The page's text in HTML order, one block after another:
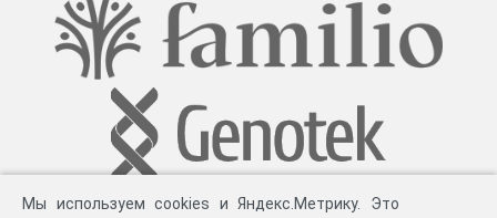
Мы используем cookies и Яндекс.Метрику. Это